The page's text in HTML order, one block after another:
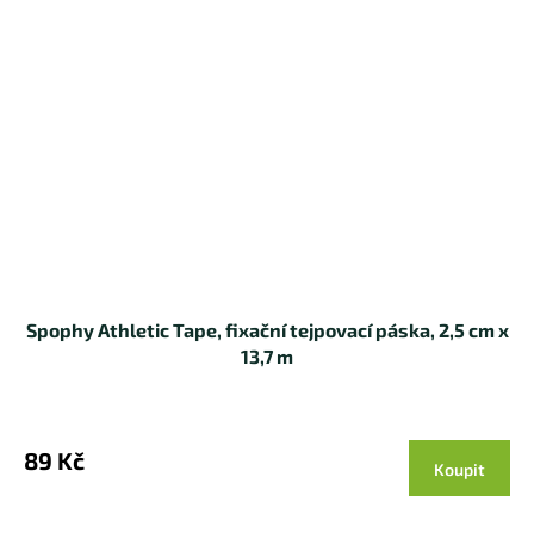
Spophy Athletic Tape, fixační tejpovací páska, 2,5 cm x
13,7 m
89 Kč Koupit